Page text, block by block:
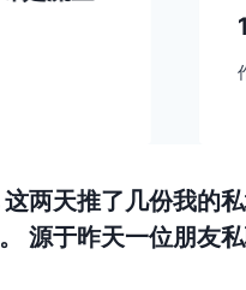
两天推了几份我的
源于昨天一位朋友